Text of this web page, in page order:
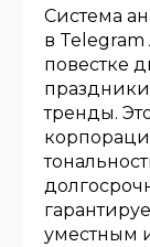
Система
в Telegram
повестке
тренды.
уместным